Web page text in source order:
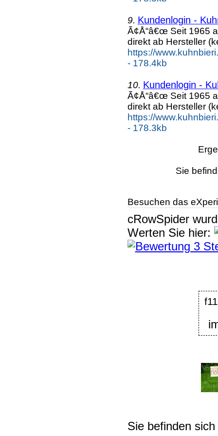
9. Kundenlogin -
Ã¢Å“â€œ Seit 1965
direkt ab Hersteller
https://
- 178.4kb
10. Kundenlogin -
Ã¢Å“â€œ Seit 1965
direkt ab Hersteller
https://
- 178.3kb
Sie
Besuchen das
cRowSpider
Werten Sie hier:
Sie befinden